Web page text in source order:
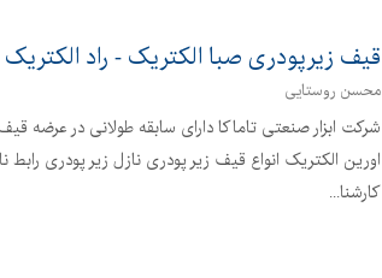
قیف زیرپودری صبا الکتریک - راد
محسن روستایی
شرکت ابزار صنعتی تاماکا دارای سابقه طولانی در عرضه
اورین الکتریک انواع قیف زیر پودری نازل زیر پودری
کارشنا...